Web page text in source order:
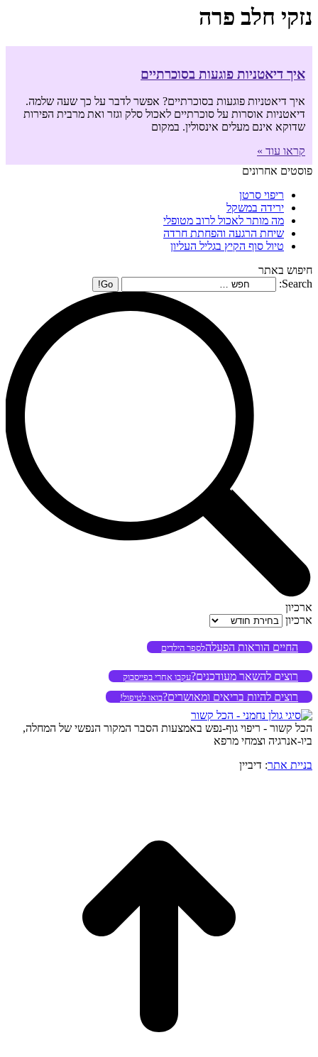
נזקי חלב פרה
איך דיאטניות פוגעות בסוכרתיים
איך דיאטניות פוגעות בסוכרתיים? אפשר לדבר על כך שעה שלמה.
דיאטניות אוסרות על סוכרתיים לאכול סלק וגזר ואת מרבית הפירות
שדוקא אינם מעלים אינסולין. במקום
קראו עוד »
פוסטים אחרונים
ריפוי סרטן
ירידה במשקל
מה מותר לאכול לרוב מטופלי
שיחת הרגעה והפחתת חרדה
טיול סוף הקיץ בגליל העליון
חיפוש באתר
Search:
ארכיון
ארכיון
החיים הוראות הפעלהלספר הילדים
רוצים להשאר מעודכנים?עקבו אחרי בפייסבוק
רוצים להיות בריאים ומאושרים?בואו לטיפול!
הכל קשור - ריפוי גוף-נפש באמצעות הסבר המקור הנפשי של המחלה,
ביו-אנרגיה וצמחי מרפא
בניית אתר: דיביין